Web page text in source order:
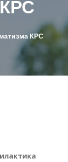
КРС